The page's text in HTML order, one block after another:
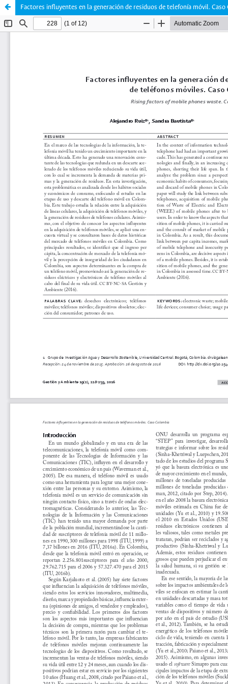
Factores influyentes en la generación de residuos de telefonía móvil. Caso